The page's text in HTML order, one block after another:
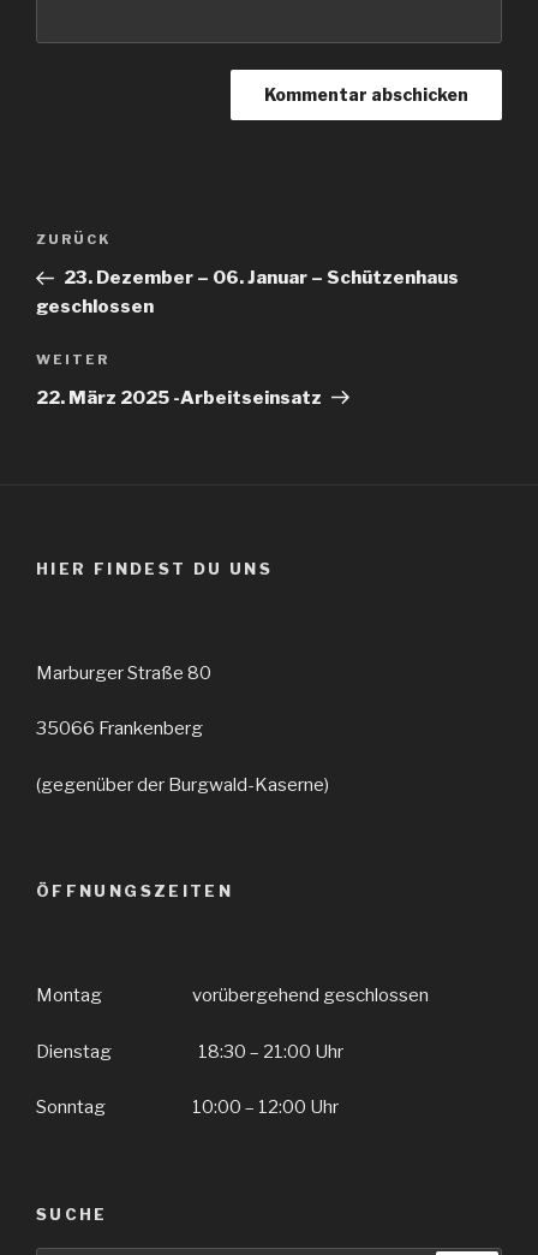
Beitragsnavigation
Vorheriger
Beitrag
ZURÜCK
23. Dezember – 06. Januar – Schützenhaus
geschlossen
Nächster
Beitrag
WEITER
22. März 2025 -Arbeitseinsatz
HIER FINDEST DU UNS
Marburger Straße 80
35066 Frankenberg
(gegenüber der Burgwald-Kaserne)
ÖFFNUNGSZEITEN
Montag vorübergehend geschlossen
Dienstag 18:30 – 21:00 Uhr
Sonntag 10:00 – 12:00 Uhr
SUCHE